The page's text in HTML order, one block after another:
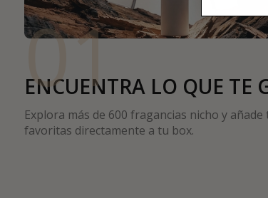
01
ENCUENTRA LO QUE TE
Explora más de 600 fragancias nicho y añade
favoritas directamente a tu box.